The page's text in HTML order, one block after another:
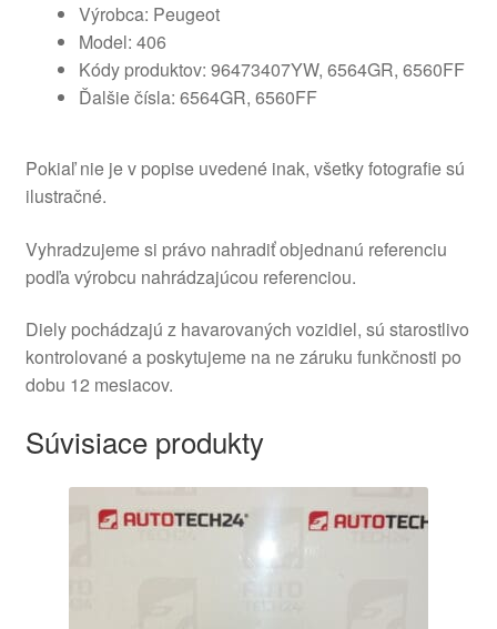
Výrobca: Peugeot
Model: 406
Kódy produktov: 96473407YW, 6564GR, 6560FF
Ďalšie čísla: 6564GR, 6560FF
Pokiaľ nie je v popise uvedené inak, všetky fotografie sú
ilustračné.
Vyhradzujeme si právo nahradiť objednanú referenciu
podľa výrobcu nahrádzajúcou referenciou.
Diely pochádzajú z havarovaných vozidiel, sú starostlivo
kontrolované a poskytujeme na ne záruku funkčnosti po
dobu 12 mesiacov.
Súvisiace produkty